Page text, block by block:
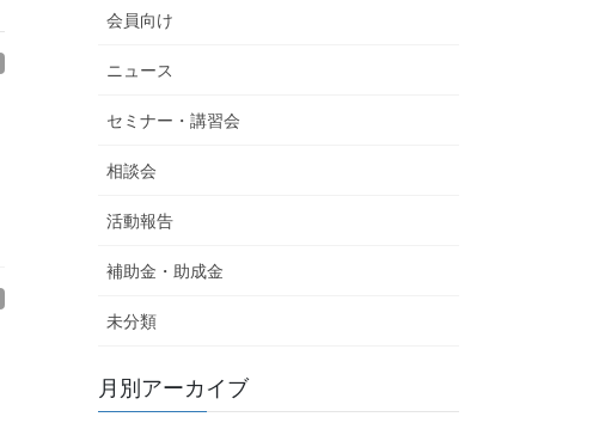
会員向け
ニュース
セミナー・講習会
相談会
活動報告
補助金・助成金
未分類
月別アーカイブ